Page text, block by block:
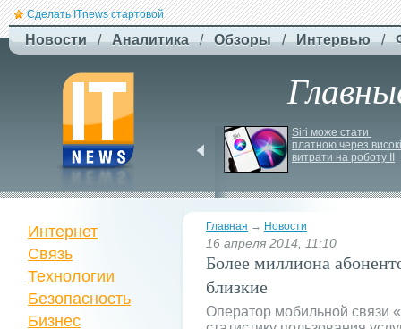
Сделать ITnews стартовой
Новости / Аналитика / Обзоры / Интервью /
серію міських квестів
маршрутами трамваїв
Siri може стати
платною через високі
витрати на роботу ІІ
Главная → Новости
16 апреля 2014, 11:10
Более миллиона
близкие
Оператор мобильной связи
Интернет
Связь
Технологии
Безопасность
Бизнес